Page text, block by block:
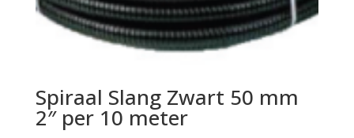
Spiraal Slang Zwart 50 mm
2″ per 10 meter